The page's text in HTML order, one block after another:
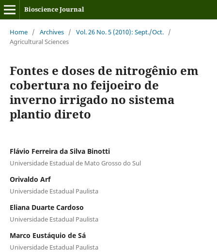
Bioscience Journal
Home / Archives / Vol. 26 No. 5 (2010): Sept./Oct. /
Agricultural Sciences
Fontes e doses de nitrogênio em
cobertura no feijoeiro de
inverno irrigado no sistema
plantio direto
Flávio Ferreira da Silva Binotti
Universidade Estadual de Mato Grosso do Sul
Orivaldo Arf
Universidade Estadual Paulista
Eliana Duarte Cardoso
Universidade Estadual Paulista
Marco Eustáquio de Sá
Universidade Estadual Paulista